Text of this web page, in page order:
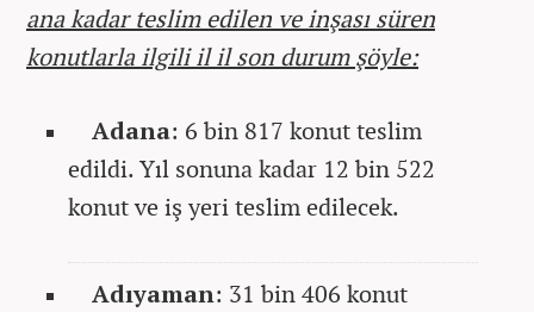
ana kadar teslim edilen ve inşası süren
konutlarla ilgili il il son durum şöyle:
Adana: 6 bin 817 konut teslim
edildi. Yıl sonuna kadar 12 bin 522
konut ve iş yeri teslim edilecek.
Adıyaman: 31 bin 406 konut